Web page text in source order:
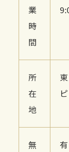
業
時
間
所
在
地
無
有